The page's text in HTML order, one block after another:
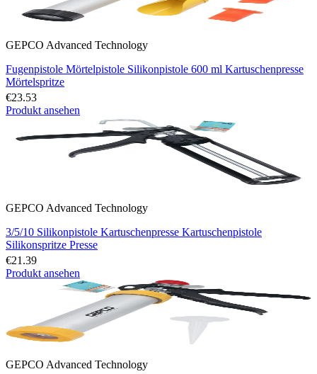
GEPCO Advanced Technology
Fugenpistole Mörtelpistole Silikonpistole 600 ml Kartuschenpresse
Mörtelspritze
€23.53
Produkt ansehen
GEPCO Advanced Technology
3/5/10 Silikonpistole Kartuschenpresse Kartuschenpistole
Silikonspritze Presse
€21.39
Produkt ansehen
GEPCO Advanced Technology